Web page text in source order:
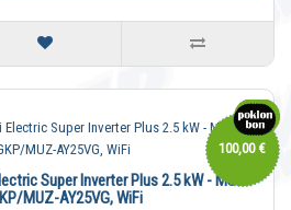
100,00 €
Super Inverter Plus 2.5 kW - MSZ-
MUZ-AY25VG, WiFi